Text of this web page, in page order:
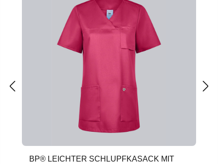
BP® LEICHTER SCHLUPFKASACK MIT